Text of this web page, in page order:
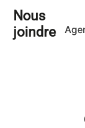
Nous
joindre